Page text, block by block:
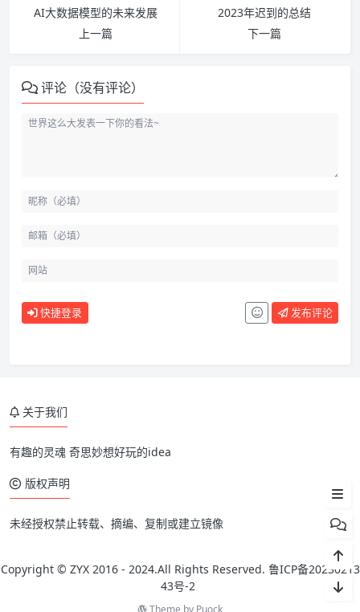
AI大数据模型的未来发展
上一篇
2023年迟到的总结
下一篇
评论（没有评论）
快捷登录 发布评论
安装教程
关于我们
有趣的灵魂 奇思妙想好玩的idea
版权声明
未经授权禁止转载、摘编、复制或建立镜像
Copyright © ZYX 2016 - 2024.All Rights Reserved. 鲁ICP备20230213
43号-2